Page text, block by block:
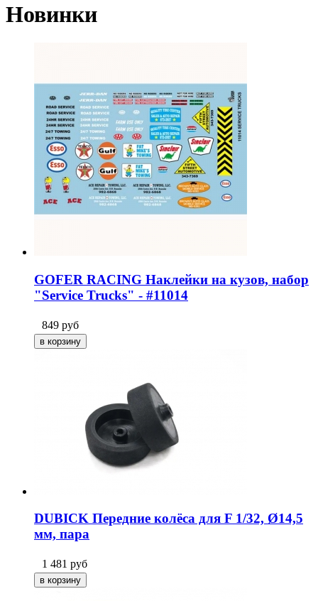
Новинки
GOFER RACING Наклейки на кузов, набор
"Service Trucks" - #11014
849 руб
DUBICK Передние колёса для F 1/32, Ø14,5
мм, пара
1 481 руб